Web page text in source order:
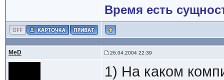
Время есть
MeD 26.04.2004 22:39
1) На каком